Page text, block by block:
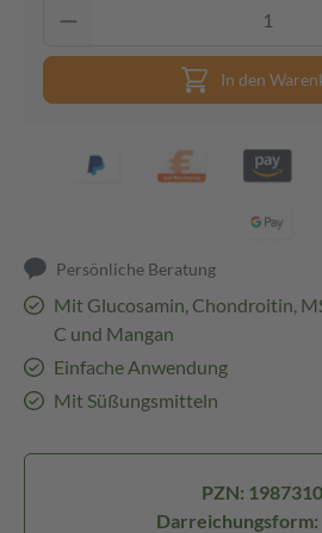
In den
Persönliche Beratung
Mit Glucosamin, Chondroitin,
C und Mangan
Einfache Anwendung
Mit Süßungsmitteln
PZN: